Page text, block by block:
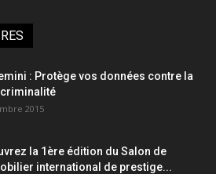
: Protège vos données contre la
2015
la 1ère édition du Salon de
international de prestige...